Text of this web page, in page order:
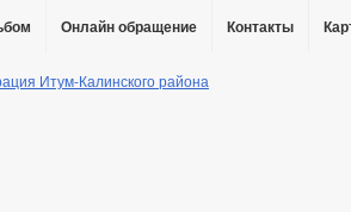
Онлайн обращение Контакты